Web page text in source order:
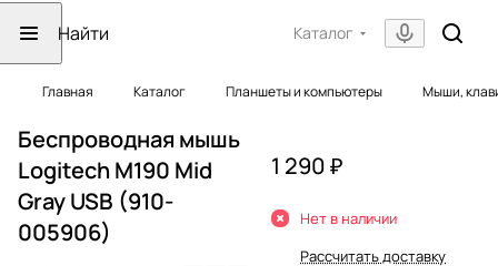
Каталог
Главная Каталог Планшеты и компьютеры Мыши,
Беспроводная мышь
Logitech M190 Mid
Gray USB (910-
005906)
1 290 ₽
Нет в наличии
Рассчитать доставку